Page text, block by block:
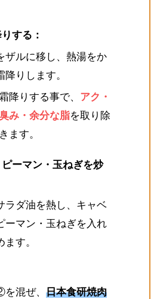
する：
ザルに移し、熱湯をか
降りします。
降りする事で、 アク・
み・余分な脂を取り除
きます。
ーマン・玉ねぎを炒
ラダ油を熱し、キャベ
ーマン・玉ねぎを入れ
ます。
混ぜ、 日本食研焼肉